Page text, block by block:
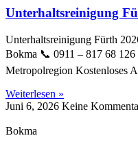
Unterhaltsreinigung
Unterhaltsreinigung Fürth
Bokma 📞 0911 – 817 68
Metropolregion Kostenloses
Weiterlesen »
Juni 6, 2026 Keine
Bokma